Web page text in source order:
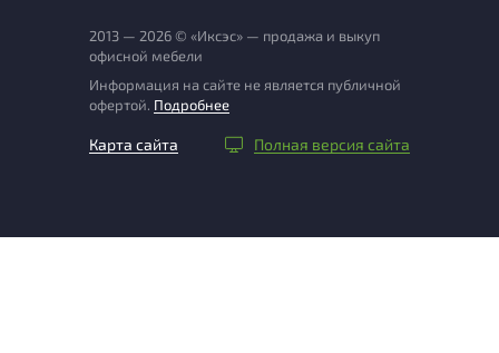
2013 — 2026 © «Иксэс» — продажа и выкуп
офисной мебели
Информация на сайте не является публичной
офертой. Подробнее
Карта сайта Полная версия сайта